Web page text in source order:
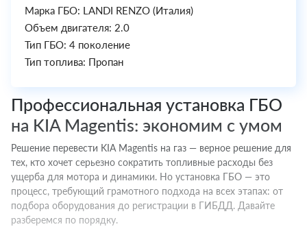
Марка ГБО: LANDI RENZO (Италия)
Объем двигателя: 2.0
Тип ГБО: 4 поколение
Тип топлива: Пропан
Профессиональная установка ГБО
на KIA Magentis: экономим с умом
Решение перевести KIA Magentis на газ — верное решение для
тех, кто хочет серьезно сократить топливные расходы без
ущерба для мотора и динамики. Но установка ГБО — это
процесс, требующий грамотного подхода на всех этапах: от
подбора оборудования до регистрации в ГИБДД. Давайте
разберемся по порядку.